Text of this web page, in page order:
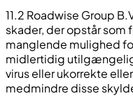
11.2 Roadwise Group
skader, der opstår som
manglende mulighed
midlertidig
virus eller ukorrekte
medmindre disse